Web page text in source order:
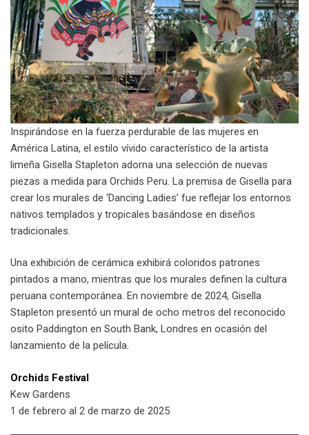
Inspirándose en la fuerza perdurable de las mujeres en
América Latina, el estilo vívido característico de la artista
limeña Gisella Stapleton adorna una selección de nuevas
piezas a medida para Orchids Peru. La premisa de Gisella para
crear los murales de ‘Dancing Ladies’ fue reflejar los entornos
nativos templados y tropicales basándose en diseños
tradicionales.
Una exhibición de cerámica exhibirá coloridos patrones
pintados a mano, mientras que los murales definen la cultura
peruana contemporánea. En noviembre de 2024, Gisella
Stapleton presentó un mural de ocho metros del reconocido
osito Paddington en South Bank, Londres en ocasión del
lanzamiento de la película.
Orchids Festival
Kew Gardens
1 de febrero al 2 de marzo de 2025